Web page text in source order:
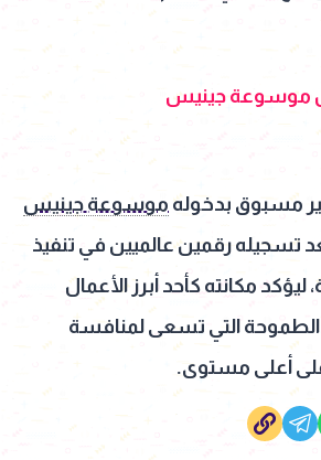
موسوعة جينيس
مسبوق بدخوله موسوعة جينيس
تسجيله رقمين عالميين في تنفيذ
ليؤكد مكانته كأحد أبرز الأعمال
الطموحة التي تسعى لمنافسة
على أعلى مستوى.